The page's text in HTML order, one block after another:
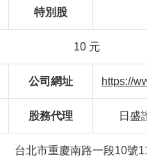
特別股
10 元
公司網址 https://
股務代理 日盛證
台北市重慶南路一段10號11